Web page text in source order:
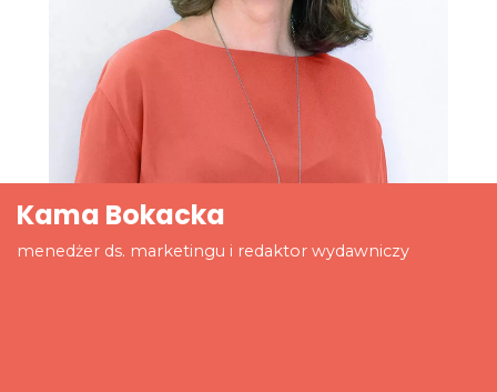
Kama Bokacka
menedżer ds. marketingu i redaktor wydawniczy